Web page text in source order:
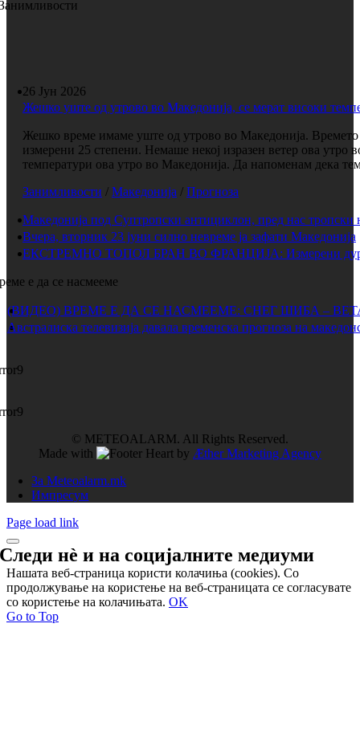
26 Јун 2026
Жешко уште од утрово во Македонија, се мерат високи
Жешко време имаме уште од утрово во Македонија. Времето
измерени 25 степени. Немаше некој изразен ветер ова
температури ова утро во Македонија. Да напоменам дека
Занимливости / Македонија / Прогноза
Македонија под Суптропски антициклон, пред нас тропски
Вчера, вторник 23 јуни силно невреме ја зафати Македонија
ЕКСТРЕМНО ТОПОЛ БРАН ВО ФРАНЦИЈА: Измерени дури
е да се насмееме
(ВИДЕО) ВРЕМЕ Е ДА СЕ НАСМЕЕМЕ: СНЕГ ШИБА –
Австралиска телевизија давала временска прогноза на
© METEOALARM. All Rights Reserved.
Made with
by Æther Marketing Agency
За Meteoalarm.mk
Импресум
Page load link
Следи нѐ и насоцијалните медиуми
Нашата веб-страница користи колачиња (cookies). Со
продолжување на користење на веб-страницата се согласувате
со користење на колачињата. OK
Go to Top